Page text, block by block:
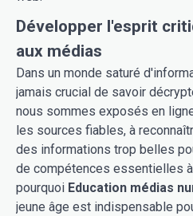
Développer l'esprit
aux médias
Dans un monde saturé
jamais crucial de savoir
nous sommes exposés en
les sources fiables, à
des informations trop belles
de compétences essentielles
pourquoi Education médias
jeune âge est indispensable